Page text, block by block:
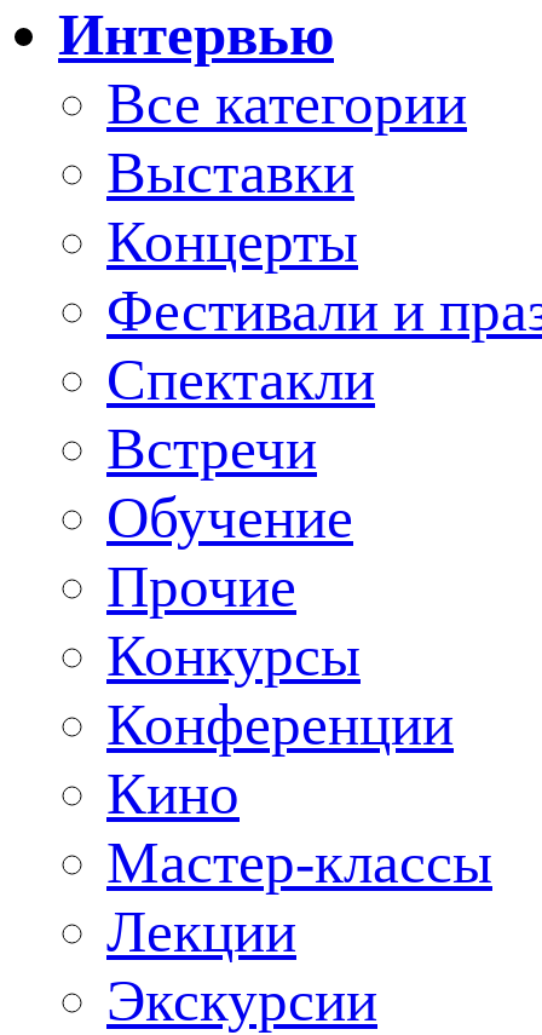
Интервью
Все категории
Выставки
Концерты
Фестивали и
Спектакли
Встречи
Обучение
Прочие
Конкурсы
Конференции
Кино
Мастер-классы
Лекции
Экскурсии